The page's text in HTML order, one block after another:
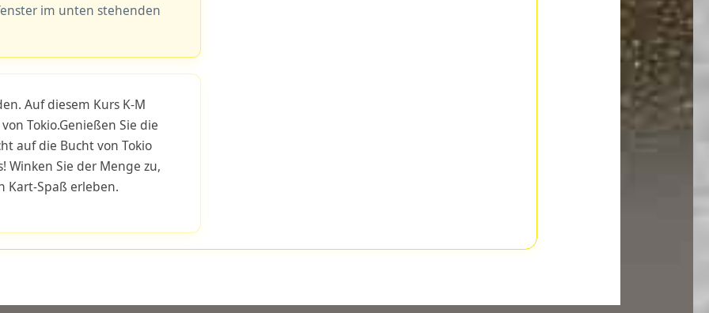
im unten stehenden
Auf diesem Kurs K-M
Tokio.Genießen Sie die
auf die Bucht von Tokio
Winken Sie der Menge zu,
Kart-Spaß erleben.